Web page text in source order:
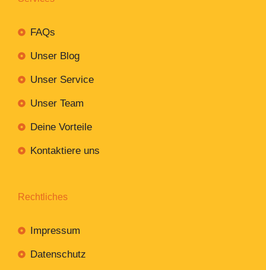
FAQs
Unser Blog
Unser Service
Unser Team
Deine Vorteile
Kontaktiere uns
Rechtliches
Impressum
Datenschutz